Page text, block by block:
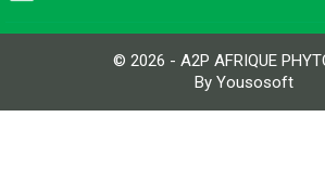
© 2026 - A2P AFRIQUE
By Yousosoft